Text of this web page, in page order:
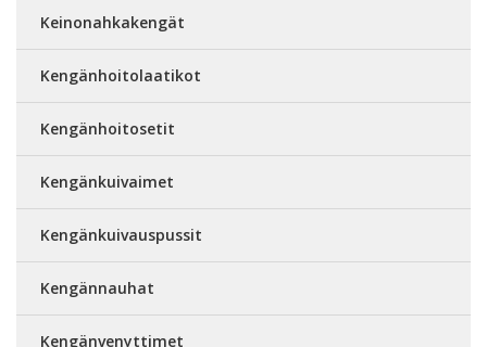
Keinonahkakengät
Kengänhoitolaatikot
Kengänhoitosetit
Kengänkuivaimet
Kengänkuivauspussit
Kengännauhat
Kengänvenyttimet